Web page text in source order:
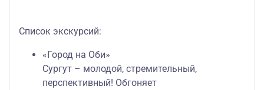
Список экскурсий:
«Город на Оби»
Сургут – молодой, стремительный,
перспективный! Обгоняет